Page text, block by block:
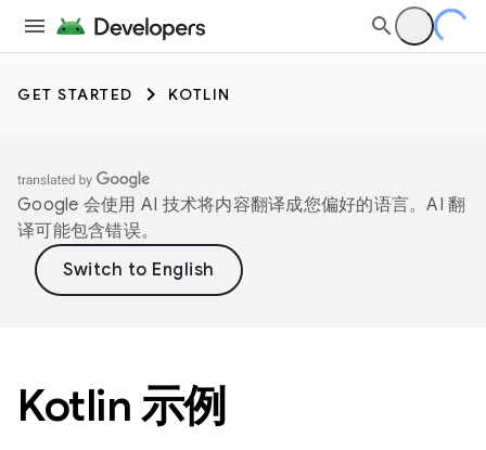
GET STARTED KOTLIN
Google 会使用 AI 技术将内容翻译成您偏好的语言。AI 翻
译可能包含错误。
Kotlin 示例